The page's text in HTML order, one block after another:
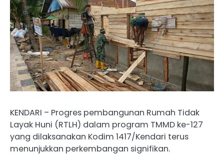
KENDARI – Progres pembangunan Rumah Tidak
Layak Huni (RTLH) dalam program TMMD ke-127
yang dilaksanakan Kodim 1417/Kendari terus
menunjukkan perkembangan signifikan.